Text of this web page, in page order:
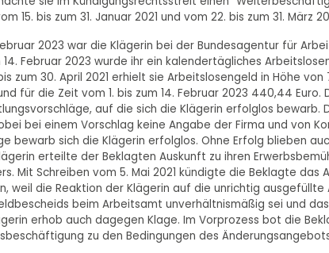
15. bis zum 31. Januar 2021 und vom 22. bis zum 31. März
2023 war die Klägerin bei der Bundesagentur für
Februar 2023 wurde ihr ein kalendertägliches
zum 30. April 2021 erhielt sie Arbeitslosengeld in Höhe von
für die Zeit vom 1. bis zum 14. Februar 2023 440,44 Euro.
auf die sich die Klägerin erfolglos bewarb.
bei einem Vorschlag keine Angabe der Firma und von
bewarb sich die Klägerin erfolglos. Ohne Erfolg blieben
erteilte der Beklagten Auskunft zu ihren
Mit Schreiben vom 5. Mai 2021 kündigte die Beklagte das
weil die Reaktion der Klägerin auf die unrichtig
beim Arbeitsamt unverhältnismäßig sei und
erhob auch dagegen Klage. Im Vorprozess bot die
zu den Bedingungen des